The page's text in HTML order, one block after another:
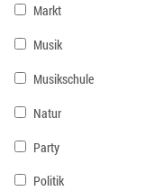
Markt
Musik
Musikschule
Natur
Party
Politik